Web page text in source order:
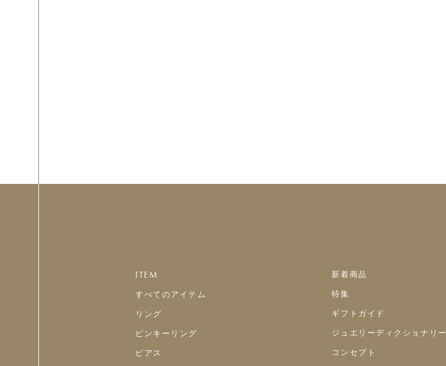
ITEM
すべてのアイテム
リング
ピンキーリング
ピアス
新着商品
特集
ギフトガイド
ジュエリーディクショナリー
コンセプト